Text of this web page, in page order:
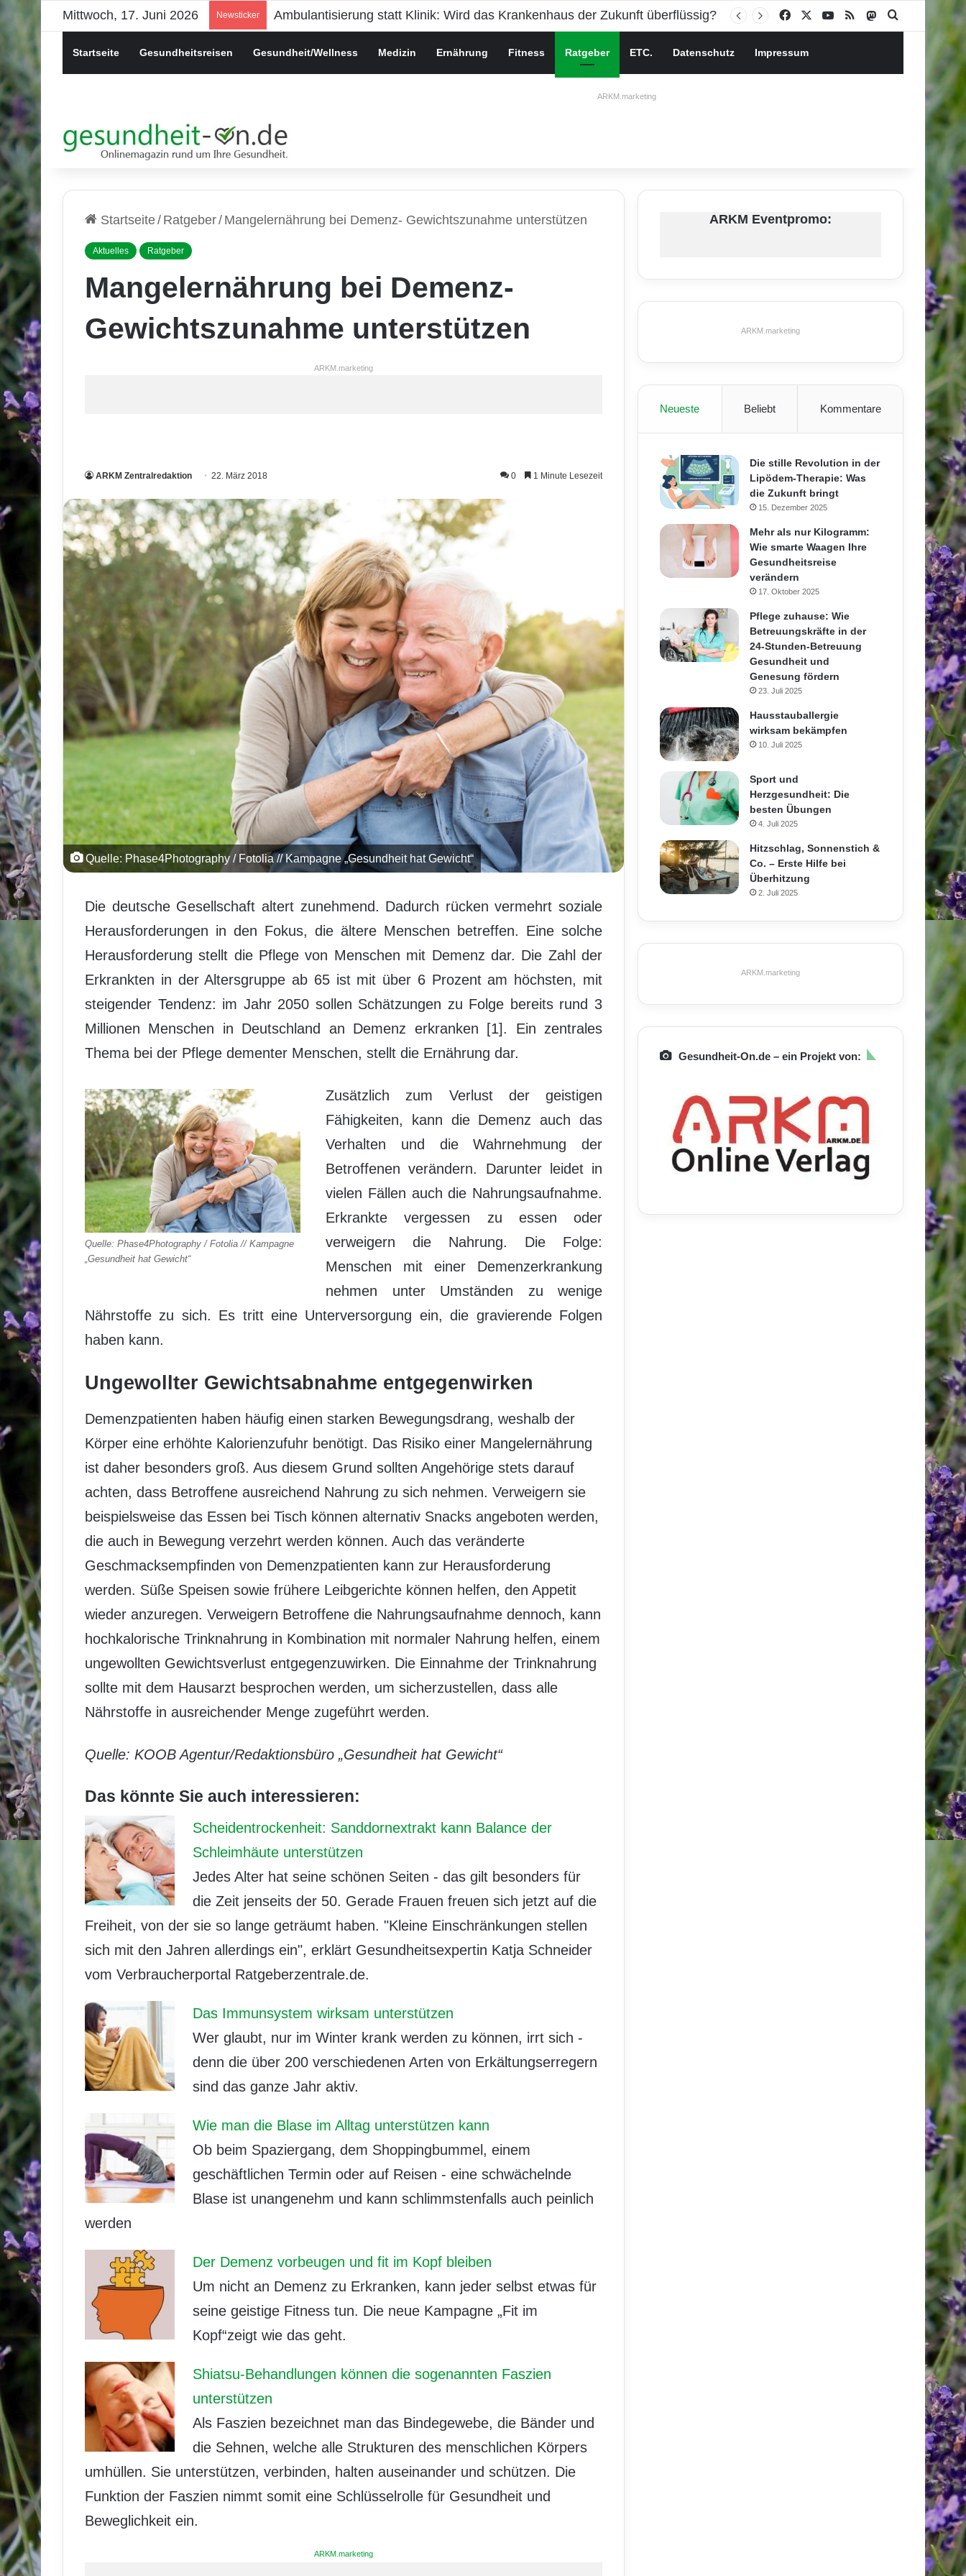
Mittwoch, 17. Juni 2026 Newsticker Psychische Gesundheit bei Jugendlichen Facebook YouTube
RSS MastodonSuchen nach
Startseite Gesundheitsreisen Gesundheit/Wellness Medizin Ernährung Fitness Ratgeber ETC. Datenschutz Impressum
ARKM.marketing
Startseite/ Ratgeber/ Mangelernährung bei Demenz- Gewichtszunahme unterstützen
Aktuelles Ratgeber
Mangelernährung bei Demenz-
Gewichtszunahme unterstützen
ARKM.marketing
ARKM Zentralredaktion 22. März 2018 0 1 Minute Lesezeit
Quelle: Phase4Photography / Fotolia // Kampagne „Gesundheit hat Gewicht“
Die deutsche Gesellschaft altert zunehmend. Dadurch rücken vermehrt soziale
Herausforderungen in den Fokus, die ältere Menschen betreffen. Eine solche
Herausforderung stellt die Pflege von Menschen mit Demenz dar. Die Zahl der
Erkrankten in der Altersgruppe ab 65 ist mit über 6 Prozent am höchsten, mit
steigender Tendenz: im Jahr 2050 sollen Schätzungen zu Folge bereits rund 3
Millionen Menschen in Deutschland an Demenz erkranken [1]. Ein zentrales
Thema bei der Pflege dementer Menschen, stellt die Ernährung dar.
Quelle: Phase4Photography / Fotolia // Kampagne
„Gesundheit hat Gewicht“
Zusätzlich zum Verlust der geistigen
Fähigkeiten, kann die Demenz auch das
Verhalten und die Wahrnehmung der
Betroffenen verändern. Darunter leidet in
vielen Fällen auch die Nahrungsaufnahme.
Erkrankte vergessen zu essen oder
verweigern die Nahrung. Die Folge:
Menschen mit einer Demenzerkrankung
nehmen unter Umständen zu wenige
Nährstoffe zu sich. Es tritt eine Unterversorgung ein, die gravierende Folgen
haben kann.
Ungewollter Gewichtsabnahme entgegenwirken
Demenzpatienten haben häufig einen starken Bewegungsdrang, weshalb der
Körper eine erhöhte Kalorienzufuhr benötigt. Das Risiko einer Mangelernährung
ist daher besonders groß. Aus diesem Grund sollten Angehörige stets darauf
achten, dass Betroffene ausreichend Nahrung zu sich nehmen. Verweigern sie
beispielsweise das Essen bei Tisch können alternativ Snacks angeboten werden,
die auch in Bewegung verzehrt werden können. Auch das veränderte
Geschmacksempfinden von Demenzpatienten kann zur Herausforderung
werden. Süße Speisen sowie frühere Leibgerichte können helfen, den Appetit
wieder anzuregen. Verweigern Betroffene die Nahrungsaufnahme dennoch, kann
hochkalorische Trinknahrung in Kombination mit normaler Nahrung helfen, einem
ungewollten Gewichtsverlust entgegenzuwirken. Die Einnahme der Trinknahrung
sollte mit dem Hausarzt besprochen werden, um sicherzustellen, dass alle
Nährstoffe in ausreichender Menge zugeführt werden.
Quelle: KOOB Agentur/Redaktionsbüro „Gesundheit hat Gewicht“
Das könnte Sie auch interessieren:
Scheidentrockenheit: Sanddornextrakt kann Balance der
Schleimhäute unterstützen
Jedes Alter hat seine schönen Seiten - das gilt besonders für
die Zeit jenseits der 50. Gerade Frauen freuen sich jetzt auf die
Freiheit, von der sie so lange geträumt haben. "Kleine Einschränkungen stellen
sich mit den Jahren allerdings ein", erklärt Gesundheitsexpertin Katja Schneider
vom Verbraucherportal Ratgeberzentrale.de.
Das Immunsystem wirksam unterstützen
Wer glaubt, nur im Winter krank werden zu können, irrt sich -
denn die über 200 verschiedenen Arten von Erkältungserregern
sind das ganze Jahr aktiv.
Wie man die Blase im Alltag unterstützen kann
Ob beim Spaziergang, dem Shoppingbummel, einem
geschäftlichen Termin oder auf Reisen - eine schwächelnde
Blase ist unangenehm und kann schlimmstenfalls auch peinlich
werden
Der Demenz vorbeugen und fit im Kopf bleiben
Um nicht an Demenz zu Erkranken, kann jeder selbst etwas für
seine geistige Fitness tun. Die neue Kampagne „Fit im
Kopf“zeigt wie das geht.
Shiatsu-Behandlungen können die sogenannten Faszien
unterstützen
Als Faszien bezeichnet man das Bindegewebe, die Bänder und
die Sehnen, welche alle Strukturen des menschlichen Körpers
umhüllen. Sie unterstützen, verbinden, halten auseinander und schützen. Die
Funktion der Faszien nimmt somit eine Schlüsselrolle für Gesundheit und
Beweglichkeit ein.
ARKM.marketing
ARKM Eventpromo:
ARKM.marketing
Neueste Beliebt Kommentare
Die stille Revolution in der
Lipödem-Therapie: Was
die Zukunft bringt
15. Dezember 2025
Mehr als nur Kilogramm:
Wie smarte Waagen Ihre
Gesundheitsreise
verändern
17. Oktober 2025
Pflege zuhause: Wie
Betreuungskräfte in der
24-Stunden-Betreuung
Gesundheit und
Genesung fördern
23. Juli 2025
Hausstauballergie
wirksam bekämpfen
10. Juli 2025
Sport und
Herzgesundheit: Die
besten Übungen
4. Juli 2025
Hitzschlag, Sonnenstich &
Co. – Erste Hilfe bei
Überhitzung
2. Juli 2025
ARKM.marketing
Gesundheit-On.de – ein Projekt von: